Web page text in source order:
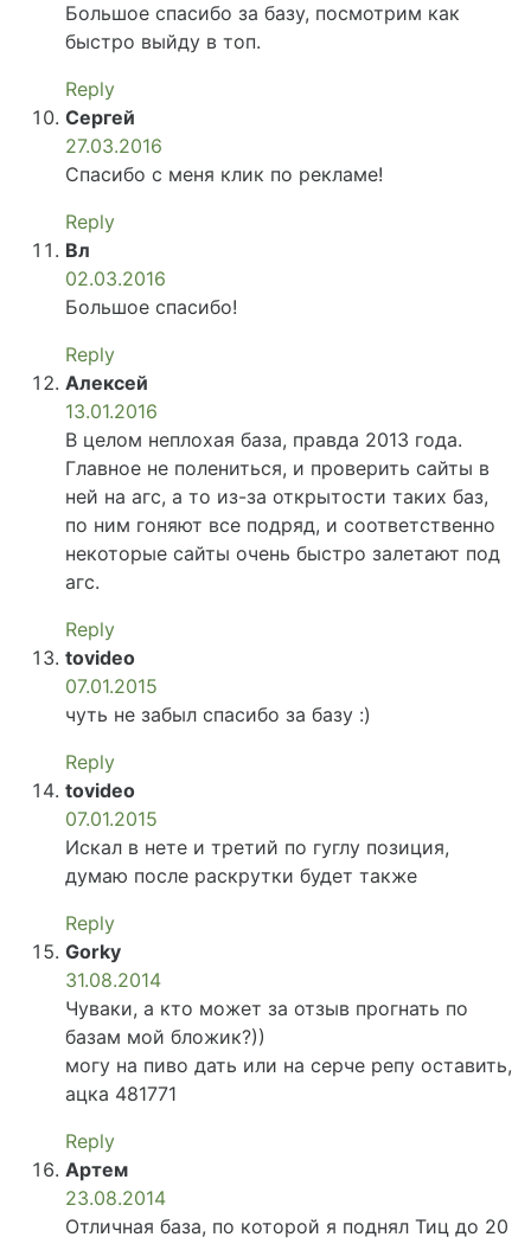
Большое спасибо за базу, посмотрим как
быстро выйду в топ.
Reply
Сергей
27.03.2016
Спасибо с меня клик по рекламе!
Reply
Вл
02.03.2016
Большое спасибо!
Reply
Алексей
13.01.2016
В целом неплохая база, правда 2013 года.
Главное не полениться, и проверить сайты в
ней на агс, а то из-за открытости таких баз,
по ним гоняют все подряд, и соответственно
некоторые сайты очень быстро залетают под
агс.
Reply
tovideo
07.01.2015
чуть не забыл спасибо за базу :)
Reply
tovideo
07.01.2015
Искал в нете и третий по гуглу позиция,
думаю после раскрутки будет также
Reply
Gorky
31.08.2014
Чуваки, а кто может за отзыв прогнать по
базам мой бложик?))
могу на пиво дать или на серче репу оставить,
ацка 481771
Reply
Артем
23.08.2014
Отличная база, по которой я поднял Тиц до 20